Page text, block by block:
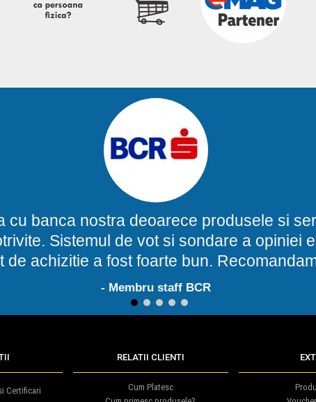
cu banca nostra deoarece produsele si
Sistemul de vot si sondare a opiniei
de achizitie a fost foarte bun.
- Membru staff BCR
1 2 3 4 5
Certificari
RELATII CLIENTI
Cum Platesc